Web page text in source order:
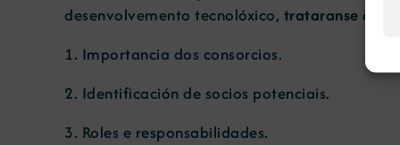
desenvolvemento tecnolóxico, trataranse os
1. Importancia dos consorcios.
2. Identificación de socios potenciais.
3. Roles e responsabilidades.